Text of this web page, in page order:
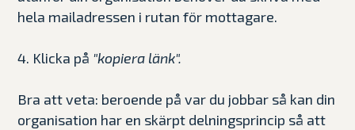
hela mailadressen i rutan för mottagare.
4. Klicka på "kopiera länk".
Bra att veta: beroende på var du jobbar så kan din
organisation har en skärpt delningsprincip så att